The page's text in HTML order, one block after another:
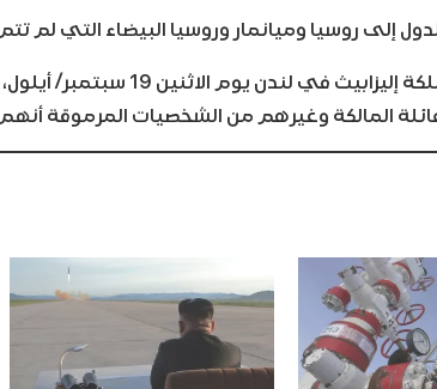
إلى روسيا وميانمار وروسيا البيضاء التي لم
وتقام جنازة الملكة إليزابيث
المالكة وغيرهم من الشخصيات المرموقة